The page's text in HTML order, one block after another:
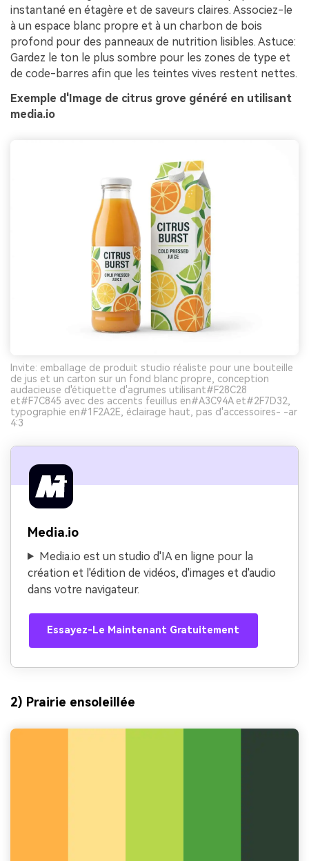
instantané en étagère et de saveurs claires. Associez-le
à un espace blanc propre et à un charbon de bois
profond pour des panneaux de nutrition lisibles. Astuce:
Gardez le ton le plus sombre pour les zones de type et
de code-barres afin que les teintes vives restent nettes.
Exemple d'Image de citrus grove généré en utilisant
media.io
Invite: emballage de produit studio réaliste pour une bouteille
de jus et un carton sur un fond blanc propre, conception
audacieuse d'étiquette d'agrumes utilisant#F28C28
et#F7C845 avec des accents feuillus en#A3C94A et#2F7D32,
typographie en#1F2A2E, éclairage haut, pas d'accessoires- -ar
4:3
Media.io
Media.io est un studio d'IA en ligne pour la
création et l'édition de vidéos, d'images et d'audio
dans votre navigateur.
Essayez-Le Maintenant Gratuitement
2) Prairie ensoleillée